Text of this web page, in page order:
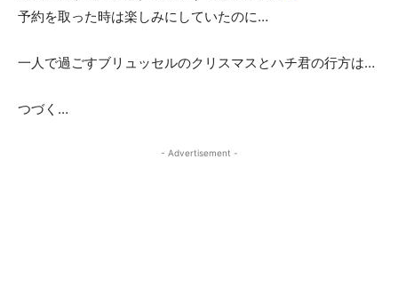
予約を取った時は楽しみにしていたのに…
一人で過ごすブリュッセルのクリスマスとハチ君の行方は…
つづく…
- Advertisement -